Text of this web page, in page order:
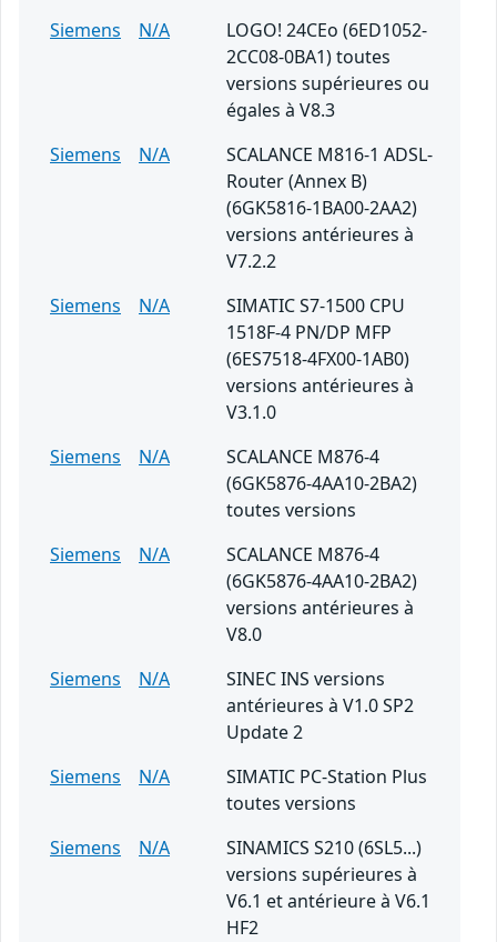
Siemens
N/A
LOGO! 24CEo (6ED1052-
2CC08-0BA1) toutes
versions supérieures ou
égales à V8.3
Siemens
N/A
SCALANCE M816-1 ADSL-
Router (Annex B)
(6GK5816-1BA00-2AA2)
versions antérieures à
V7.2.2
Siemens
N/A
SIMATIC S7-1500 CPU
1518F-4 PN/DP MFP
(6ES7518-4FX00-1AB0)
versions antérieures à
V3.1.0
Siemens
N/A
SCALANCE M876-4
(6GK5876-4AA10-2BA2)
toutes versions
Siemens
N/A
SCALANCE M876-4
(6GK5876-4AA10-2BA2)
versions antérieures à
V8.0
Siemens
N/A
SINEC INS versions
antérieures à V1.0 SP2
Update 2
Siemens
N/A
SIMATIC PC-Station Plus
toutes versions
Siemens
N/A
SINAMICS S210 (6SL5...)
versions supérieures à
V6.1 et antérieure à V6.1
HF2